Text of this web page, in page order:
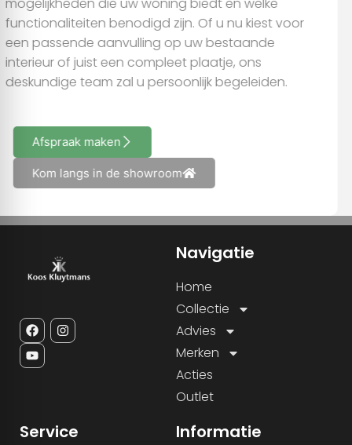
functionaliteiten benodigd zijn. Of u nu kiest voor
een passende aanvulling op uw bestaande
interieur of juist een compleet plaatje, ons
deskundige team zal u persoonlijk begeleiden.
Afspraak maken
Kom langs in de showroom
Navigatie
Home
Collectie
Advies
Merken
Acties
Outlet
Service Informatie